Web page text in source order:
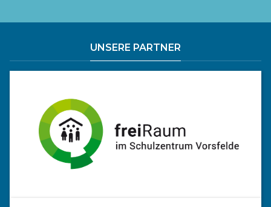
UNSERE PARTNER